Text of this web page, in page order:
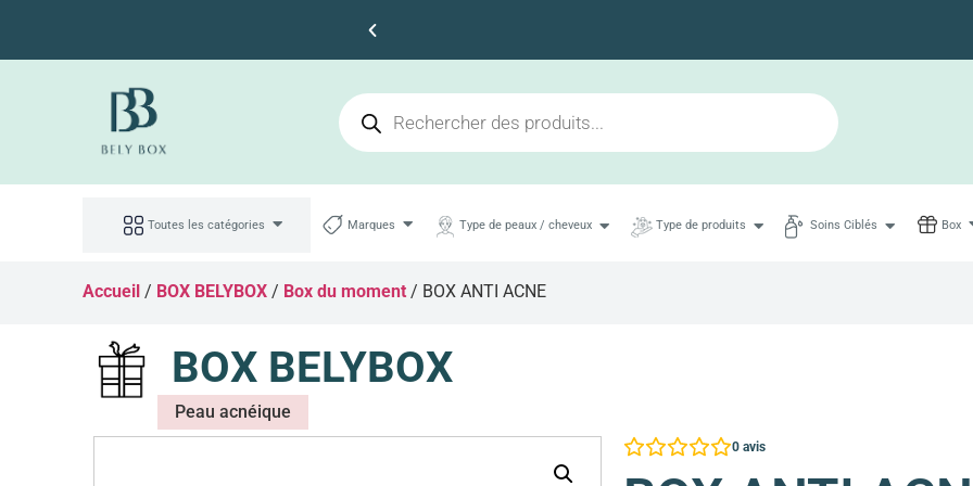
Toutes les catégories Marques Type de peaux / cheveux Type de produits Soins Ciblés Box
Accueil / BOX BELYBOX / Box du moment / BOX ANTI ACNE
BOX BELYBOX
Peau acnéique
0 avis